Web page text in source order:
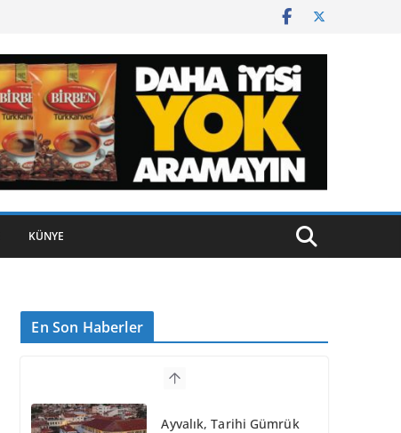
KÜNYE
En Son Haberler
Ayvalık, Tarihi Gümrük